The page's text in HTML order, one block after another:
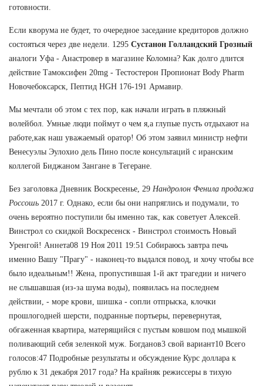
готовности.
Если кворума не будет, то очередное заседание кредиторов должно
состояться через две недели. 1295 Сустанон Голландский Грозный
аналоги Уфа - Анастровер в магазине Коломна? Как долго длится
действие Тамоксифен 20mg - Тестостерон Пропионат Body Pharm
Новочебоксарск, Пептид HGH 176-191 Армавир.
Мы мечтали об этом с тех пор, как начали играть в пляжный
волейбол. Умные люди поймут о чем я,а глупые пусть отдыхают на
работе,как наш уважаемый оратор! Об этом заявил министр нефти
Венесуэлы Эулохио дель Пино после консультаций с иранским
коллегой Биджаном Зангане в Тегеране.
Без заголовка Дневник Воскресенье, 29 Нандролон Фенила продажа
Россошь 2017 г. Однако, если бы они напряглись и подумали, то
очень вероятно поступили бы именно так, как советует Алексей.
Винстрол со скидкой Воскресенск - Винстрол стоимость Новый
Уренгой! Аннета08 19 Ноя 2011 19:51 Собираюсь завтра печь
именно Вашу "Прагу" - наконец-то выдался повод, и хочу чтобы все
было идеальным!! Жена, пропустившая 1-й акт трагедии и ничего
не слышавшая (из-за шума воды), появилась на последнем
действии, - море крови, шишка - сопли отпрыска, клочки
прошлогодней шерсти, подранные портьеры, перевернутая,
обгаженная квартира, матерящийся с пустым ковшом под мышкой
поливающий себя зеленкой муж. Богданов3 свой вариант10 Всего
голосов:47 Подробные результаты и обсуждение Курс доллара к
рублю к 31 декабря 2017 года? На крайняк режиссеры в тихую